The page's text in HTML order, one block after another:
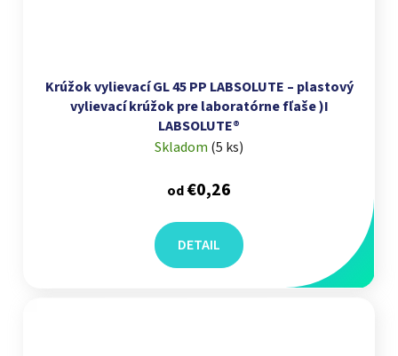
Krúžok vylievací GL 45 PP LABSOLUTE – plastový
vylievací krúžok pre laboratórne fľaše )I
LABSOLUTE®
Skladom (5 ks)
od€0,26
DETAIL